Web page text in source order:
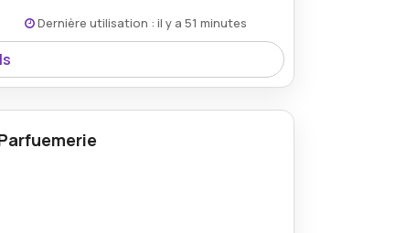
Dernière utilisation : il y a 51 minutes
ausgewählte Sale-Artikel durch einen